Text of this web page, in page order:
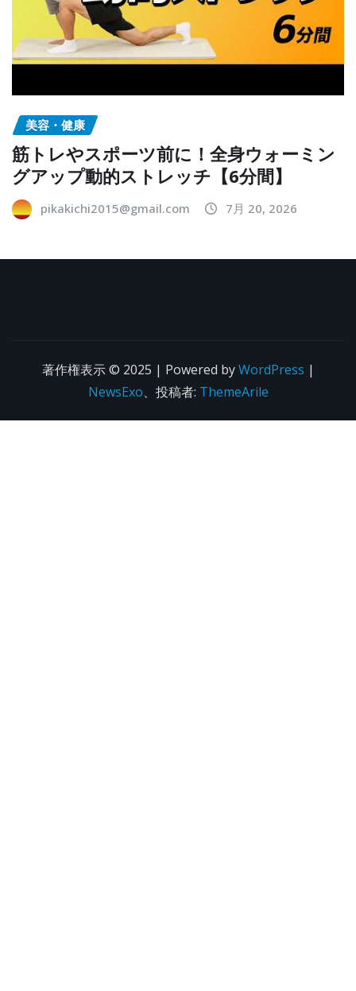
美容・健康
筋トレやスポーツ前に！全身ウォーミン
グアップ動的ストレッチ【6分間】
pikakichi2015@gmail.com 7月 20, 2026
著作権表示 © 2025 | Powered byWordPress |
NewsExo、投稿者: ThemeArile